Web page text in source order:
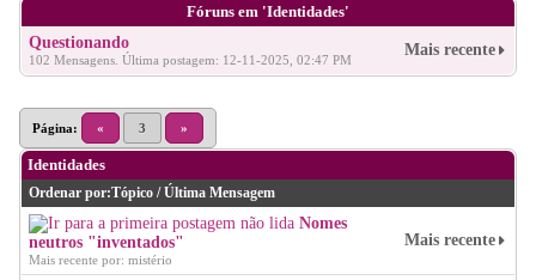
Fóruns em 'Identidades'
Questionando
102 Mensagens. Última postagem: 12-11-2025, 02:47 PM
Mais recente
Página: « 3 »
Identidades
Ordenar por:Tópico /Última Mensagem
Nomes
neutros "inventados"
Mais recente por: mistério
Mais recente